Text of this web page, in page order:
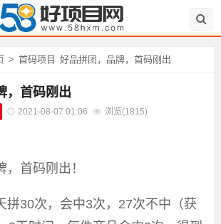
> 首码项目 好品拼团，品牌，首码刚出
，首码刚出
2021-08-07 01:06 浏览(1815)
首码刚出！
拼30次，会中3次，27次不中（获